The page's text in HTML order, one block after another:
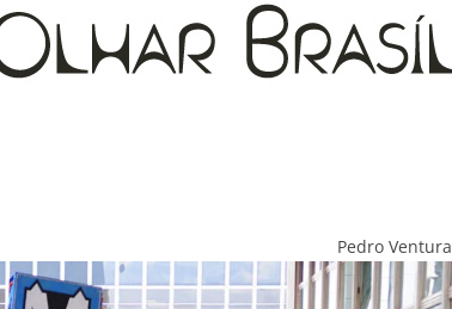
Pedro Ventura